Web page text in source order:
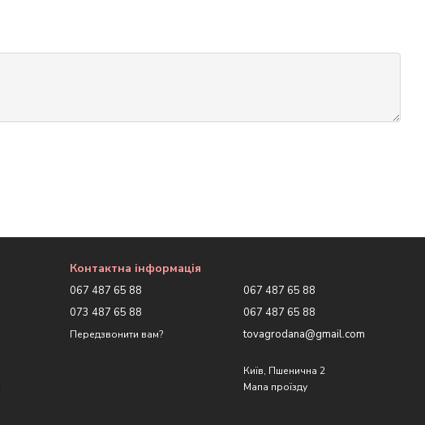
Контактна інформація
067 487 65 88
073 487 65 88
Передзвонити вам?
067 487 65 88
067 487 65 88
tovagrodana@gmail.com
Київ, Пшенична 2
Мапа проїзду